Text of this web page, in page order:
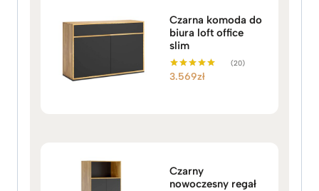
Czarna komoda do
biura loft office
slim
Oceniono
(20)
3.569zł
Czarny
nowoczesny regał